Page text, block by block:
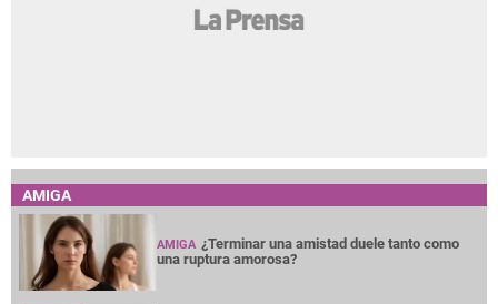
AMIGA
AMIGA ¿Terminar una amistad duele tanto como
una ruptura amorosa?